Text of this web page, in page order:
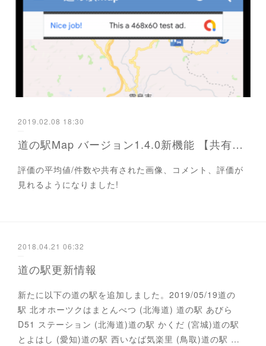
2019.02.08 18:30
道の駅Map バージョン1.4.0新機能 【共有機能】
評価の平均値/件数や共有された画像、コメント、評価が
見れるようになりました!
2018.04.21 06:32
道の駅更新情報
新たに以下の道の駅を追加しました。2019/05/19道の
駅 北オホーツクはまとんべつ (北海道) 道の駅 あびら
D51 ステーション (北海道)道の駅 かくだ (宮城)道の駅
とよはし (愛知)道の駅 西いなば気楽里 (鳥取)道の駅 …